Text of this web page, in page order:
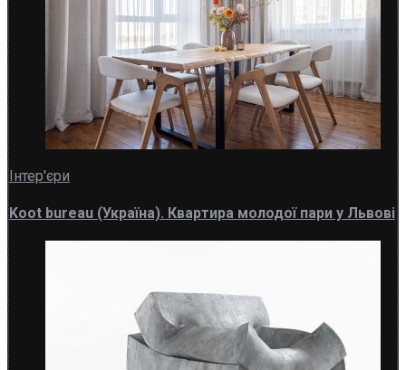
Інтер'єри
Koot bureau (Україна). Квартира молодої пари у Львові